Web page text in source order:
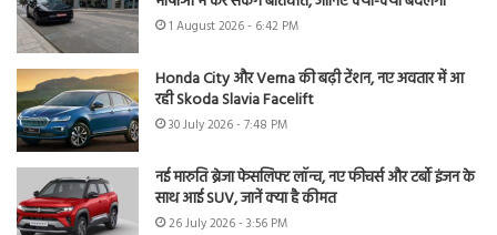
1 August 2026 - 6:42 PM
Honda City और Verna की बढ़ी टेंशन, नए अवतार में आ
रही Skoda Slavia Facelift
30 July 2026 - 7:48 PM
नई मारुति ब्रेजा फेसलिफ्ट लॉन्च, नए फीचर्स और टर्बो इंजन के
साथ आई SUV, जानें क्या है कीमत
26 July 2026 - 3:56 PM